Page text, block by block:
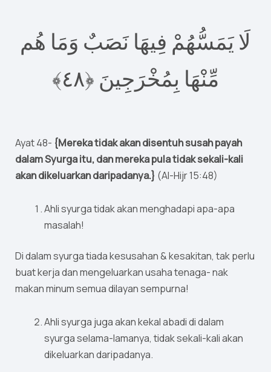
لَا يَمَسُّهُمْ فِيهَا نَصَبٌ وَمَا هُم
مِّنْهَا بِمُخْرَجِينَ ‎﴿٨٤﴾
Ayat 48- {Mereka tidak akan disentuh susah payah
dalam Syurga itu, dan mereka pula tidak sekali-kali
akan dikeluarkan daripadanya.} (Al-Hijr 15:48)
Ahli syurga tidak akan menghadapi apa-apa
masalah!
Di dalam syurga tiada kesusahan & kesakitan, tak perlu
buat kerja dan mengeluarkan usaha tenaga- nak
makan minum semua dilayan sempurna!
Ahli syurga juga akan kekal abadi di dalam
syurga selama-lamanya, tidak sekali-kali akan
dikeluarkan daripadanya.